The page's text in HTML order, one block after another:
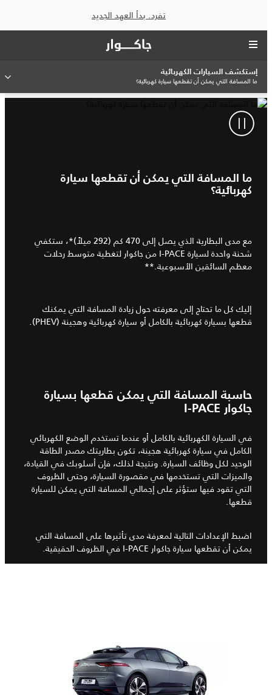
تفرد. بدأ العهد الجديد
إستكشف السيارات الكهربائية
ما المسافة التي يمكن أن تقطعها سيارة كهربائية؟
ما المسافة التي يمكن أن تقطعها سيارة
كهربائية؟
مع مدى البطارية الذي يصل إلى 470 كم (292 ميلاً)*، ستكفي
شحنة واحدة لسيارة I‑PACE من جاكوار لتغطية متوسط رحلات
معظم السائقين الأسبوعية.**
إليك كل ما تحتاج إلى معرفته حول زيادة المسافة التي يمكنك
قطعها بسيارة كهربائية بالكامل أو سيارة كهربائية وهجينة (PHEV).
حاسبة المسافة التي يمكن قطعها بسيارة
جاكوار I-PACE
في السيارة الكهربائية بالكامل أو عندما تستخدم الوضع الكهربائي
الكامل في سيارة كهربائية هجينة، تكون بطاريتك مصدر الطاقة
الوحيد لكل وظائف السيارة. ونتيجة لذلك، فإن أسلوبك في القيادة،
والميزات التي تستخدمها في مقصورة السيارة، وحتى الظروف
التي تقود فيها ستؤثر على إجمالي المسافة التي يمكن للسيارة
قطعها.
اضبط الإعدادات التالية لمعرفة مدى تأثيرها على المسافة التي
يمكن أن تقطعها سيارة جاكوار I-PACE في الظروف الحقيقية.